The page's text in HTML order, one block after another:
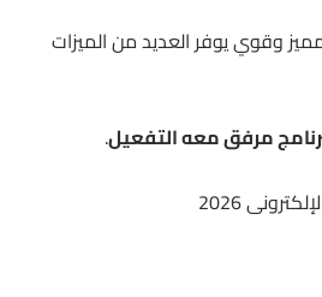
وقوي يوفر العديد من الميزات
مرفق معه التفعيل.